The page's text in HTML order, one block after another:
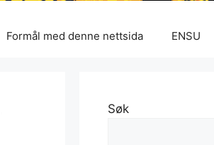
Formål med denne nettsida ENSU
Søk